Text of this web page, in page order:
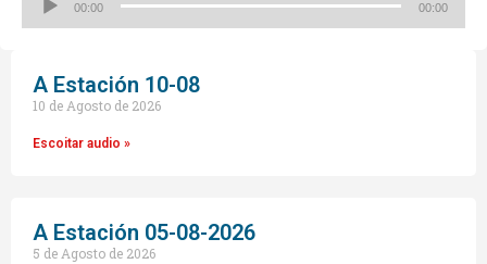
00:00 00:00
A Estación 10-08
10 de Agosto de 2026
Escoitar audio »
A Estación 05-08-2026
5 de Agosto de 2026